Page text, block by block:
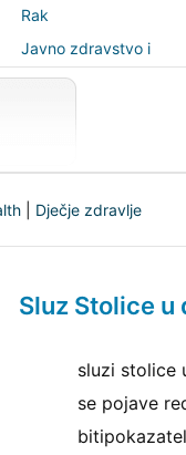
Rak
Javno zdravstvo i
sigurnost
Dječje zdravlje
Sluz Stolice u
sluzi stolice
se pojave